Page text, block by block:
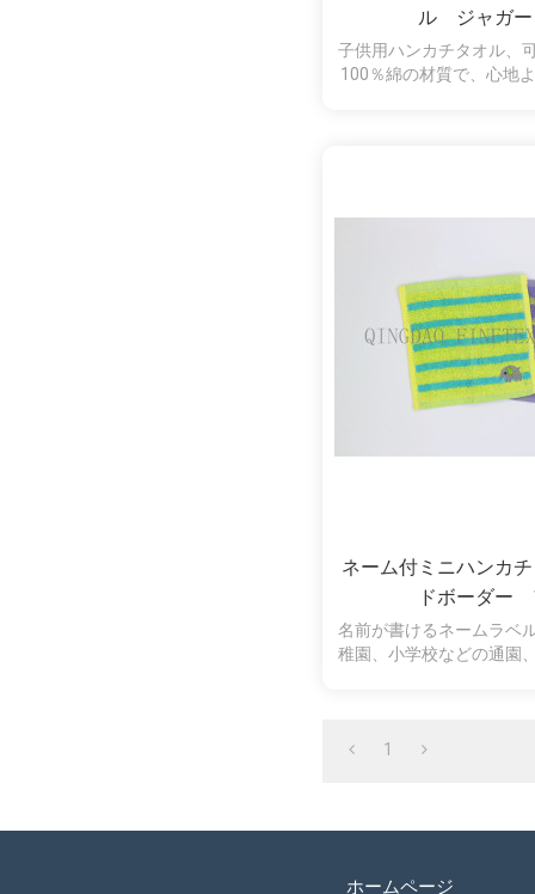
ル ジャガー
子供用ハンカチタオル、
100％綿の材質で、心地
ネーム付ミニハンカ
ドボーダー
名前が書けるネームラベ
稚園、小学校などの通園
1
ホームページ